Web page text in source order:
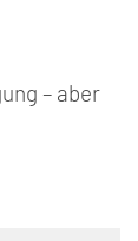
– aber